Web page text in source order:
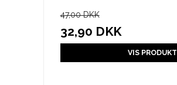
47,00 DKK
32,90 DKK
VIS PRODUKT